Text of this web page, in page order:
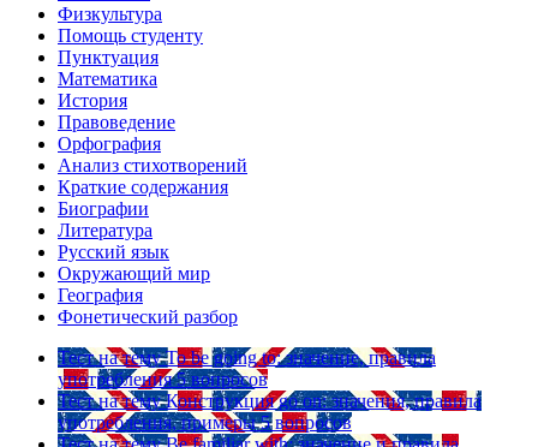
Физкультура
Помощь студенту
Пунктуация
Математика
История
Правоведение
Орфография
Анализ стихотворений
Краткие содержания
Биографии
Литература
Русский язык
Окружающий мир
География
Фонетический разбор
Тест на тему To be going to: значение, правила
употребления 5 вопросов
Тест на тему Конструкция go on: значения, правила
употребления, примеры 5 вопросов